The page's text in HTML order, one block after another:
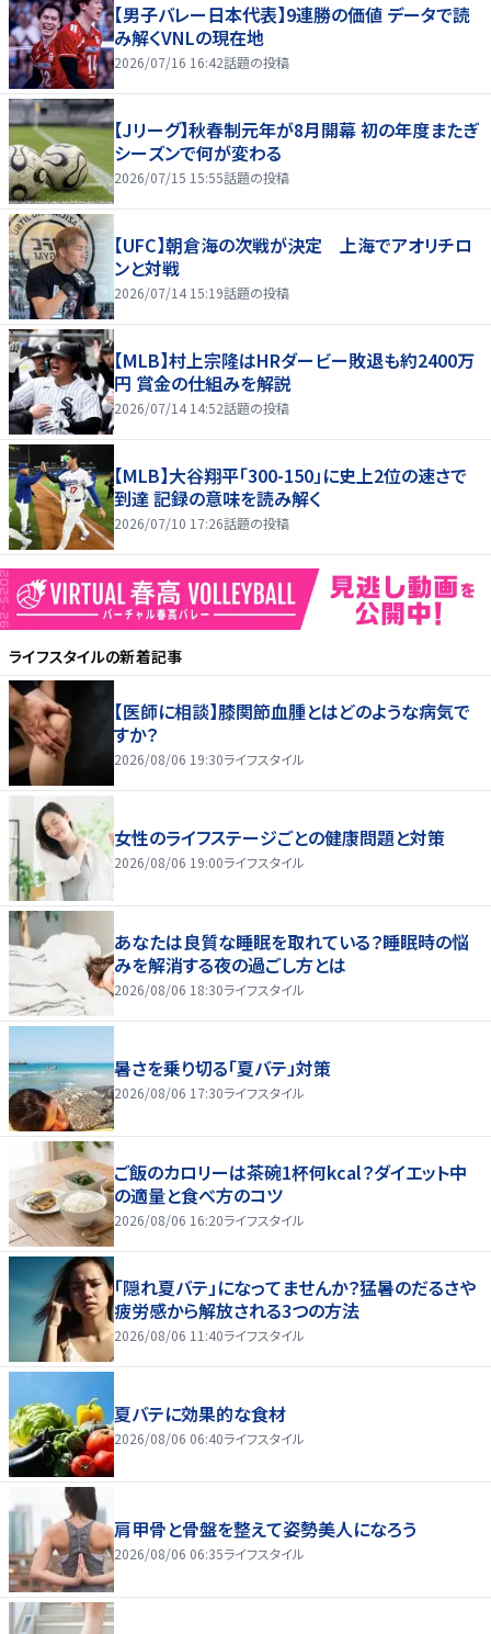
【男子バレー日本代表】9連勝の価値 データで読
み解くVNLの現在地
2026/07/16 16:42話題の投稿
【Jリーグ】秋春制元年が8月開幕 初の年度またぎ
シーズンで何が変わる
2026/07/15 15:55話題の投稿
【UFC】朝倉海の次戦が決定 上海でアオリチロ
ンと対戦
2026/07/14 15:19話題の投稿
【MLB】村上宗隆はHRダービー敗退も約2400万
円 賞金の仕組みを解説
2026/07/14 14:52話題の投稿
【MLB】大谷翔平「300-150」に史上2位の速さで
到達 記録の意味を読み解く
2026/07/10 17:26話題の投稿
ライフスタイルの新着記事
【医師に相談】膝関節血腫とはどのような病気で
すか？
2026/08/06 19:30ライフスタイル
女性のライフステージごとの健康問題と対策
2026/08/06 19:00ライフスタイル
あなたは良質な睡眠を取れている？睡眠時の悩
みを解消する夜の過ごし方とは
2026/08/06 18:30ライフスタイル
暑さを乗り切る「夏バテ」対策
2026/08/06 17:30ライフスタイル
ご飯のカロリーは茶碗1杯何kcal？ダイエット中
の適量と食べ方のコツ
2026/08/06 16:20ライフスタイル
「隠れ夏バテ」になってませんか？猛暑のだるさや
疲労感から解放される3つの方法
2026/08/06 11:40ライフスタイル
夏バテに効果的な食材
2026/08/06 06:40ライフスタイル
肩甲骨と骨盤を整えて姿勢美人になろう
2026/08/06 06:35ライフスタイル